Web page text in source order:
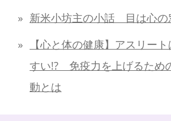
新米小坊主の小話 目は心の
【心と体の健康】アスリー
すい!? 免疫力を上げるため
動とは